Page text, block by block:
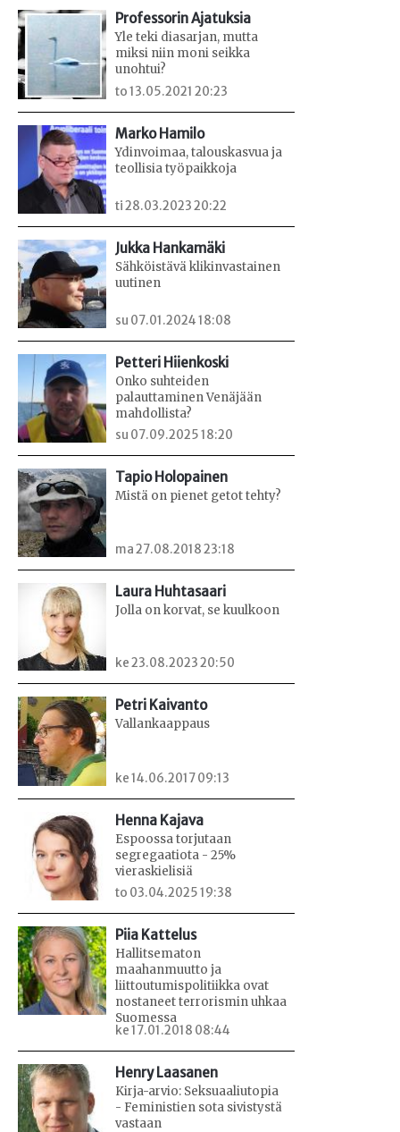
Professorin Ajatuksia
Yle teki diasarjan, mutta
miksi niin moni seikka
unohtui?
to 13.05.2021 20:23
Marko Hamilo
Ydinvoimaa, talouskasvua ja
teollisia työpaikkoja
ti 28.03.2023 20:22
Jukka Hankamäki
Sähköistävä klikinvastainen
uutinen
su 07.01.2024 18:08
Petteri Hiienkoski
Onko suhteiden
palauttaminen Venäjään
mahdollista?
su 07.09.2025 18:20
Tapio Holopainen
Mistä on pienet getot tehty?
ma 27.08.2018 23:18
Laura Huhtasaari
Jolla on korvat, se kuulkoon
ke 23.08.2023 20:50
Petri Kaivanto
Vallankaappaus
ke 14.06.2017 09:13
Henna Kajava
Espoossa torjutaan
segregaatiota - 25%
vieraskielisiä
to 03.04.2025 19:38
Piia Kattelus
Hallitsematon
maahanmuutto ja
liittoutumispolitiikka ovat
nostaneet terrorismin uhkaa
Suomessa
ke 17.01.2018 08:44
Henry Laasanen
Kirja-arvio: Seksuaaliutopia
- Feministien sota sivistystä
vastaan